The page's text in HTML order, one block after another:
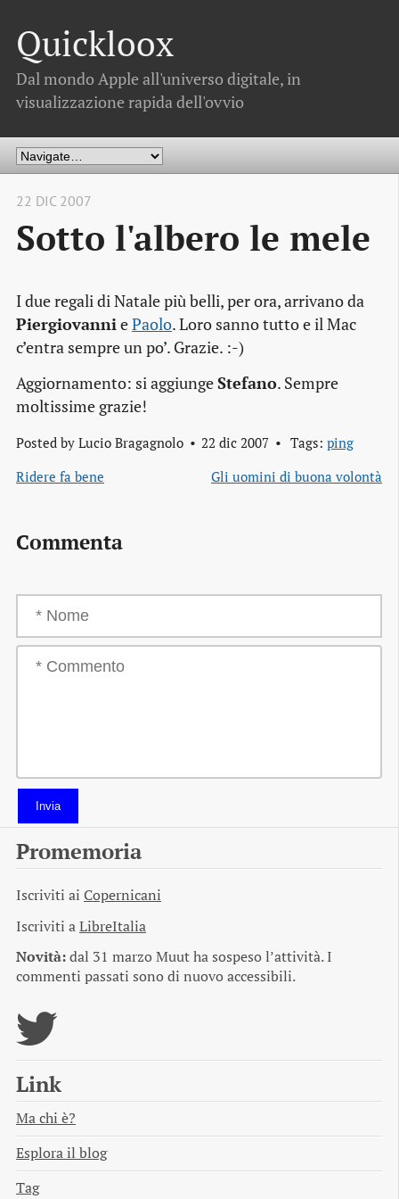
Quickloox
Dal mondo Apple all'universo digitale, in
visualizzazione rapida dell'ovvio
22 DIC 2007
Sotto l'albero le mele
I due regali di Natale più belli, per ora, arrivano da
PiergiovanniePaolo. Loro sanno tutto e il Mac
c’entra sempre un po’. Grazie. :-)
Aggiornamento: si aggiungeStefano. Sempre
moltissime grazie!
Posted by Lucio Bragagnolo 22 dic 2007 Tags: ping
Ridere fa bene
Gli uomini di buona volontà
Commenta
Invia
Promemoria
Iscriviti ai Copernicani
Iscriviti aLibreItalia
Novità:dal 31 marzo Muut ha sospeso l’attività. I
commenti passati sono di nuovo accessibili.
Link
Ma chi è?
Esplora il blog
Tag